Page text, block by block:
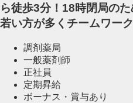
ら徒歩3分！18時閉局の
若い方が多くチームワー
調剤薬局
一般薬剤師
正社員
定期昇給
ボーナス・賞与あり